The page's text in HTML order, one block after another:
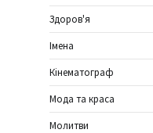
Здоров'я
Імена
Кінематограф
Мода та краса
Молитви